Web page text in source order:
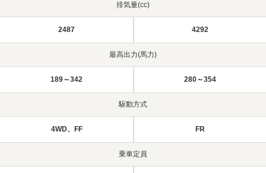
排気量(cc)
2487 4292
最高出力(馬力)
189～342 280～354
駆動方式
4WD、FF FR
乗車定員